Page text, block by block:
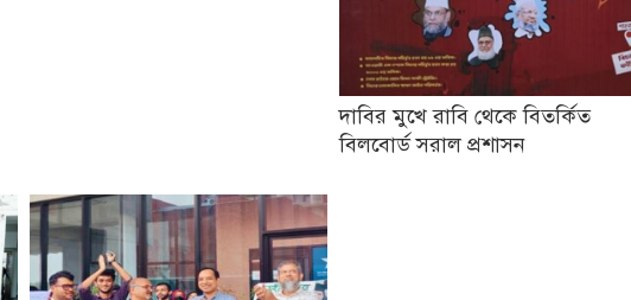
দাবির মুখে রাবি থেকে বিতর্কিত
বিলবোর্ড সরাল প্রশাসন